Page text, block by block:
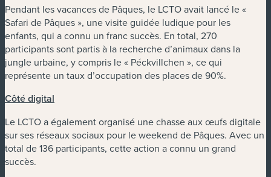
Pendant les vacances de Pâques, le LCTO avait lancé le «
Safari de Pâques », une visite guidée ludique pour les
enfants, qui a connu un franc succès. En total, 270
participants sont partis à la recherche d’animaux dans la
jungle urbaine, y compris le « Péckvillchen », ce qui
représente un taux d’occupation des places de 90%.
Côté digital
Le LCTO a également organisé une chasse aux œufs digitale
sur ses réseaux sociaux pour le weekend de Pâques. Avec un
total de 136 participants, cette action a connu un grand
succès.